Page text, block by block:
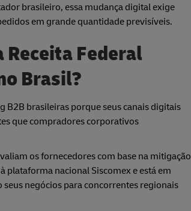
brasileiro, essa mudança digital exige
em grande quantidade previsíveis.
Receita Federal
Brasil?
B2B brasileiras porque seus canais digitais
que compradores corporativos
os fornecedores com base na mitigação
plataforma nacional Siscomex e está em
negócios para concorrentes regionais